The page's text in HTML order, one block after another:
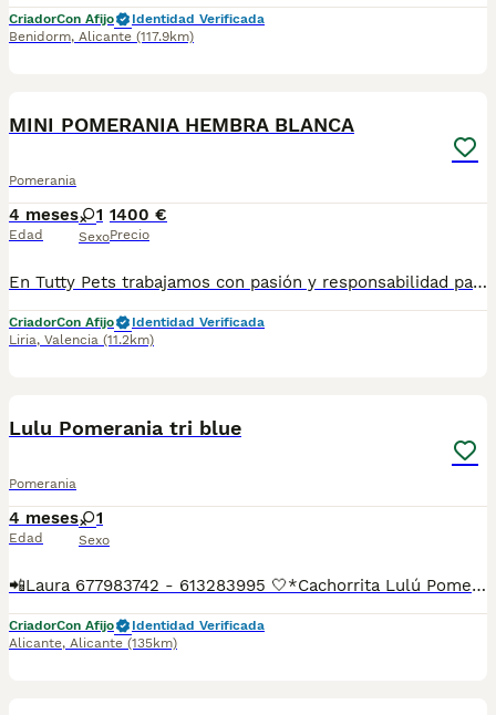
CriadorCon Afijo
Identidad Verificada
Benidorm, Alicante (117.9km)
MINI POMERANIA HEMBRA BLANCA
Pomerania
4 meses
Edad
1
Sexo
1400 €
Precio
En Tutty Pets trabajamos con pasión y responsabilidad para ofrecerte compañeros de vida sanos, equilibrados y con todas las garantías. Te garantizamos: ✅ Vacunas correspondientes a su edad. ✅ Cartilla veterinaria. ✅ Desparasitación interna y externa. ✅ Pasaporte y microchip. ✅ Garantías víricas y congénitas. ✅ Contrato de compraventa sellado por la empresa. ✅ Envíos a toda la península (según kilometraje). ✅ Financiación a medida de 6 a 48 meses, con y sin intereses. 💕 Listo para encontrar una familia que le quiera para toda la vida. 📩 Solicita más información sin compromiso. 🐶 Tutty Pets, donde nacen grandes compañeros.
CriadorCon Afijo
Identidad Verificada
Liria, Valencia (11.2km)
Lulu Pomerania tri blue
Pomerania
4 meses
Edad
1
Sexo
📲Laura 677983742 - 613283995 🤍*Cachorrita Lulú Pomerania toy triblue*🤍 ¿Buscas un nuevo compañero para tu hogar? ❤️ Tenemos preciosos cachorros listos para encontrar una familia responsable. ✅ Vacunados ✅ Desparasitados ✅ Cartilla sanitaria ✅ Garantías incluidas ✅ Máxima atención y cuidado Se hacen envíos a toda España: Andalucía: Almería, Cádiz, Córdoba, Granada, Huelva, Jaén, Málaga, Sevilla.Aragón: Huesca, Teruel, Zaragoza.Asturias: Oviedo.Baleares: Palma.Canarias: Las Palmas de Gran Canaria, Santa Cruz de Tenerife.Cantabria: Santander.Castilla-La Mancha: Albacete, Ciudad Real, Cuenca, Guadalajara, Toledo.Castilla y León: Ávila, Burgos, León, Palencia, Salamanca, Segovia, Soria, Valladolid, Zamora.Cataluña: Barcelona, Gerona (Girona), Lérida (Lleida), Tarragona.Comunidad Valenciana: Alicante, Castellón de la Plana, Valencia.Extremadura: Badajoz, Cáceres.Galicia: La Coruña (A Coruña), Lugo, Orense (Ourense), Pontevedra.La Rioja: Logroño.Madrid: Madrid.Murcia: Murcia.Navarra: Pamplona.País Vasco: Bilbao (Vizcaya), San Sebastián (Guipúzcoa), Vitoria (Álava). 🐾 Cachorros sanos, sociables y criados con mucho cariño. 📲 ¡Pregunta sin compromiso por disponibilidad, fotos y precios por mensaje privado!
CriadorCon Afijo
Identidad Verificada
Alicante, Alicante (135km)